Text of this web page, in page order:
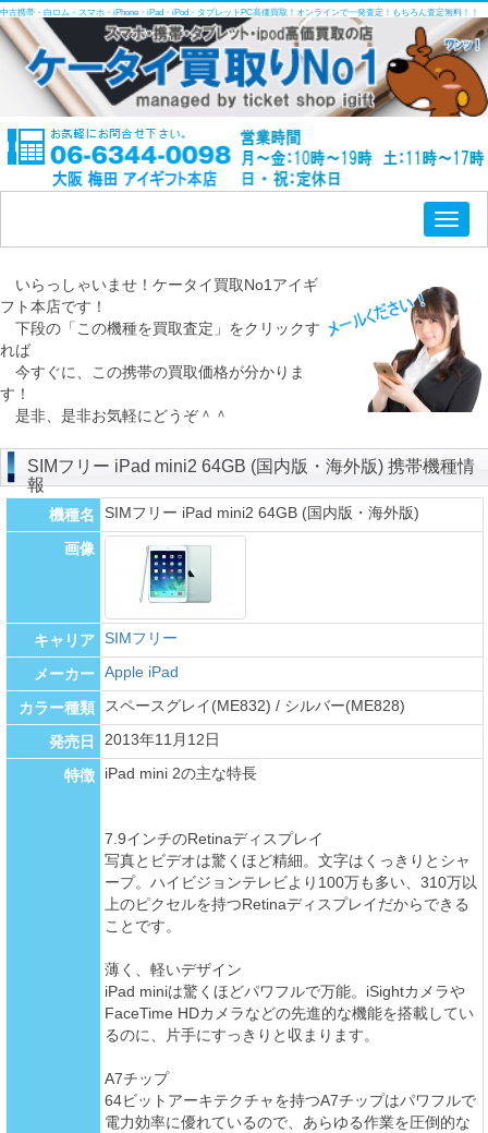
中古携帯・白ロム・スマホ・iPhone・iPad・iPod・タブレットPC高価買取！オンラインで一発査定！もちろん査定無料！！
いらっしゃいませ！ケータイ買取No1アイギ
フト本店です！
下段の「この機種を買取査定」をクリックす
れば
今すぐに、この携帯の買取価格が分かりま
す！
是非、是非お気軽にどうぞ＾＾
SIMフリー iPad mini2 64GB (国内版・海外版) 携帯機種情
報
機種名 SIMフリー iPad mini2 64GB (国内版・海外版)
画像
キャリア SIMフリー
メーカー Apple iPad
カラー種類 スペースグレイ(ME832) / シルバー(ME828)
発売日 2013年11月12日
特徴 iPad mini 2の主な特長
7.9インチのRetinaディスプレイ
写真とビデオは驚くほど精細。文字はくっきりとシャ
ープ。ハイビジョンテレビより100万も多い、310万以
上のピクセルを持つRetinaディスプレイだからできる
ことです。
薄く、軽いデザイン
iPad miniは驚くほどパワフルで万能。iSightカメラや
FaceTime HDカメラなどの先進的な機能を搭載してい
るのに、片手にすっきりと収まります。
A7チップ
64ビットアーキテクチャを持つA7チップはパワフルで
電力効率に優れているので、あらゆる作業を圧倒的な